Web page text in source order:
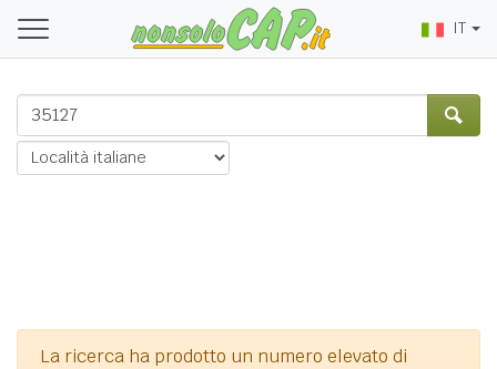
IT
La ricerca ha prodotto un numero elevato di